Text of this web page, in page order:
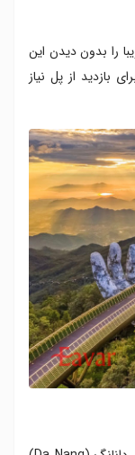
را بدون دیدن این
بازدید از پل نیاز